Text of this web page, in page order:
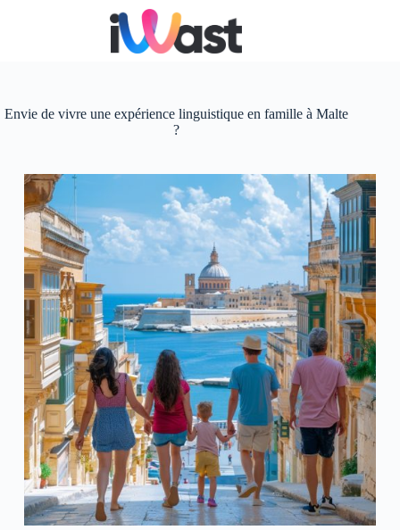
Envie de vivre une expérience linguistique en famille à Malte
?